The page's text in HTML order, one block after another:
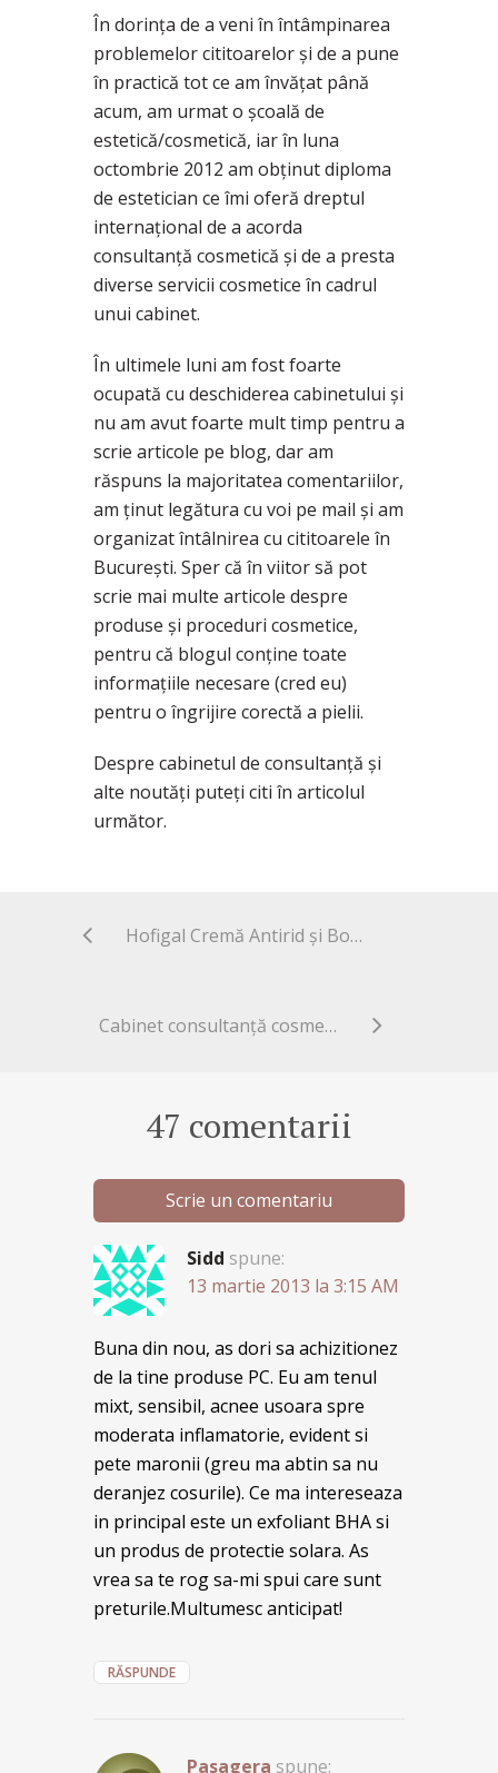
În dorința de a veni în întâmpinarea
problemelor cititoarelor și de a pune
în practică tot ce am învățat până
acum, am urmat o școală de
estetică/cosmetică, iar în luna
octombrie 2012 am obținut diploma
de estetician ce îmi oferă dreptul
internațional de a acorda
consultanță cosmetică și de a presta
diverse servicii cosmetice în cadrul
unui cabinet.
În ultimele luni am fost foarte
ocupată cu deschiderea cabinetului și
nu am avut foarte mult timp pentru a
scrie articole pe blog, dar am
răspuns la majoritatea comentariilor,
am ținut legătura cu voi pe mail și am
organizat întâlnirea cu cititoarele în
București. Sper că în viitor să pot
scrie mai multe articole despre
produse și proceduri cosmetice,
pentru că blogul conține toate
informațiile necesare (cred eu)
pentru o îngrijire corectă a pielii.
Despre cabinetul de consultanță și
alte noutăți puteți citi în articolul
următor.
Hofigal Cremă Antirid și Boots Baby Sensitive Moisturising Head to Toe Wash
Cabinet consultanță cosmetică
47 comentarii
Scrie un comentariu
Sidd spune:
13 martie 2013 la 3:15 AM
Buna din nou, as dori sa achizitionez
de la tine produse PC. Eu am tenul
mixt, sensibil, acnee usoara spre
moderata inflamatorie, evident si
pete maronii (greu ma abtin sa nu
deranjez cosurile). Ce ma intereseaza
in principal este un exfoliant BHA si
un produs de protectie solara. As
vrea sa te rog sa-mi spui care sunt
preturile.Multumesc anticipat!
RĂSPUNDE
Pasagera spune: